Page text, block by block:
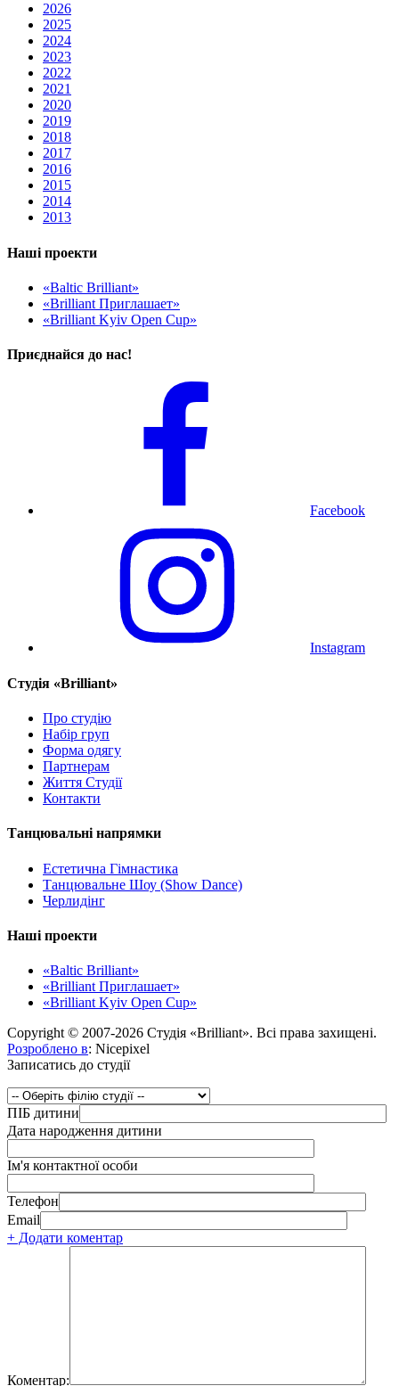
2026
2025
2024
2023
2022
2021
2020
2019
2018
2017
2016
2015
2014
2013
Наші проекти
«Baltic Brilliant»
«Brilliant Приглашает»
«Brilliant Kyiv Open Cup»
Приєднайся до нас!
Facebook
Instagram
Cтудія «Brilliant»
Про студію
Набір груп
Форма одягу
Партнерам
Життя Студії
Контакти
Танцювальні напрямки
Естетична Гімнастика
Танцювальне Шоу (Show Dance)
Черлидінг
Наші проекти
«Baltic Brilliant»
«Brilliant Приглашает»
«Brilliant Kyiv Open Cup»
Copyright © 2007-2026 Студія «Brilliant». Всі права захищені.
Розроблено в: Nicepixel
Записатись до студії
ПІБ дитини
Дата народження дитини
Ім'я контактної особи
Телефон
Email
+ Додати коментар
Коментар: